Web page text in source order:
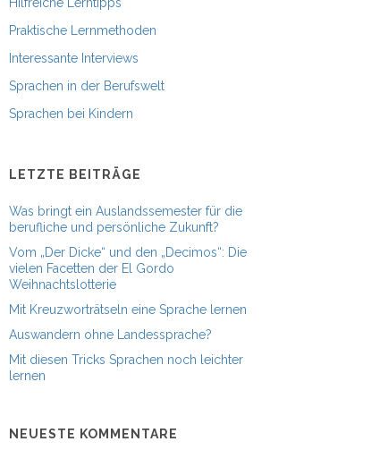
Praktische Lernmethoden
Interessante Interviews
Sprachen in der Berufswelt
Sprachen bei Kindern
LETZTE BEITRÄGE
Was bringt ein Auslandssemester für die
berufliche und persönliche Zukunft?
Vom „Der Dicke“ und den „Decimos“: Die
vielen Facetten der El Gordo
Weihnachtslotterie
Mit Kreuzworträtseln eine Sprache lernen
Auswandern ohne Landessprache?
Mit diesen Tricks Sprachen noch leichter
lernen
NEUESTE KOMMENTARE